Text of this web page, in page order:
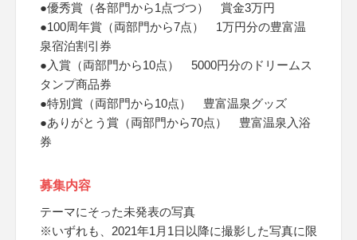
●優秀賞（各部門から1点づつ） 賞金3万円
●100周年賞（両部門から7点） 1万円分の豊富温
泉宿泊割引券
●入賞（両部門から10点） 5000円分のドリームス
タンプ商品券
●特別賞（両部門から10点） 豊富温泉グッズ
●ありがとう賞（両部門から70点） 豊富温泉入浴
券
募集内容
テーマにそった未発表の写真
※いずれも、2021年1月1日以降に撮影した写真に限